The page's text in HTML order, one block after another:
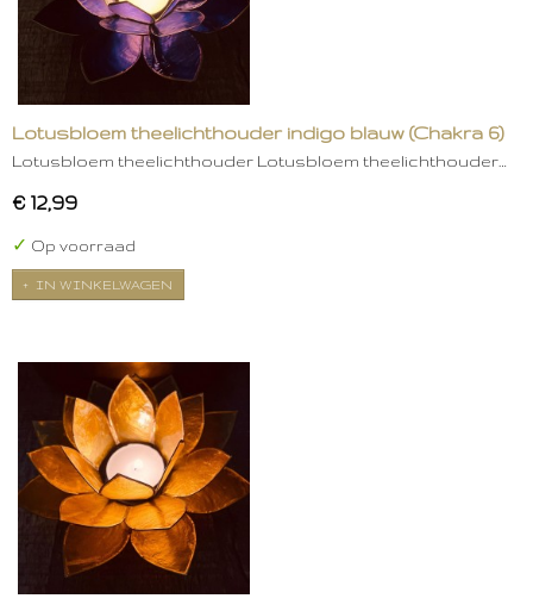
Lotusbloem theelichthouder indigo blauw (Chakra 6)
Lotusbloem theelichthouder Lotusbloem theelichthouder…
€ 12,99
✓ Op voorraad
IN WINKELWAGEN